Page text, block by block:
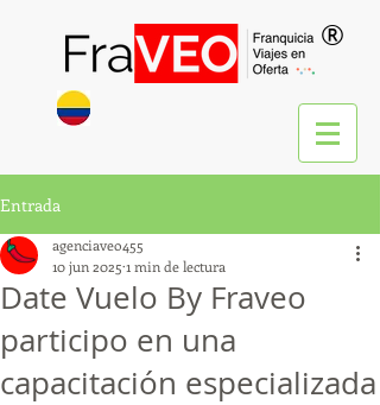
®
Entrada
Date Vuelo By Fraveo
participo en una
capacitación especializada
agenciaveo455
10 jun 2025 1 min de lectura